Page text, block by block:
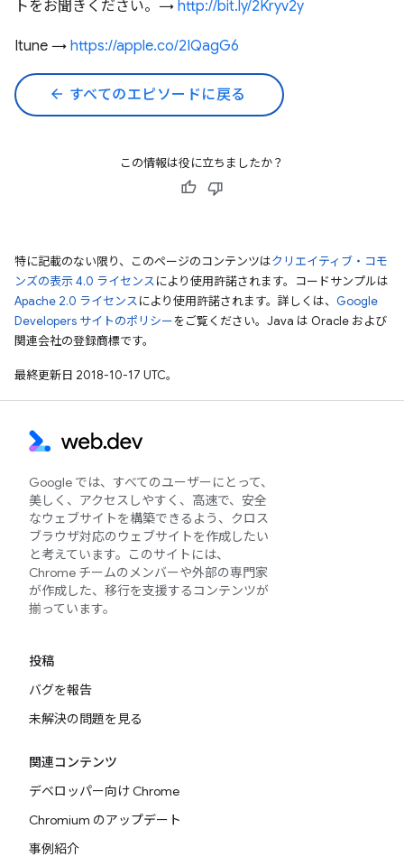
トをお聞きください。→ http://bit.ly/2Kryv2y
Itune → https://apple.co/2IQagG6
arrow_back すべてのエピソードに戻る
この情報は役に立ちましたか？
特に記載のない限り、このページのコンテンツはクリエイティブ・コモ
ンズの表示 4.0 ライセンスにより使用許諾されます。コードサンプルは
Apache 2.0 ライセンスにより使用許諾されます。詳しくは、 Google
Developers サイトのポリシーをご覧ください。Java は Oracle および
関連会社の登録商標です。
最終更新日 2018-10-17 UTC。
Google では、すべてのユーザーにとって、
美しく、アクセスしやすく、高速で、安全
なウェブサイトを構築できるよう、クロス
ブラウザ対応のウェブサイトを作成したい
と考えています。このサイトには、
Chrome チームのメンバーや外部の専門家
が作成した、移行を支援するコンテンツが
揃っています。
投稿
バグを報告
未解決の問題を見る
関連コンテンツ
デベロッパー向け Chrome
Chromium のアップデート
事例紹介